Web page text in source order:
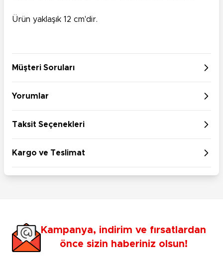
Ürün yaklaşık 12 cm'dir.
Müşteri Soruları
Yorumlar
Taksit Seçenekleri
Kargo ve Teslimat
Kampanya, indirim ve fırsatlardan
önce sizin haberiniz olsun!